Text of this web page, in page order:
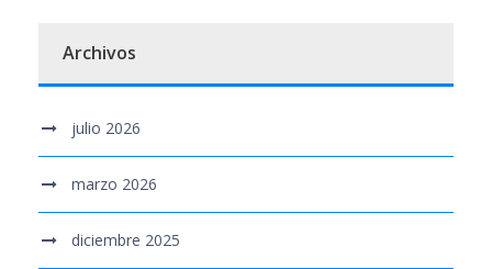
Archivos
julio 2026
marzo 2026
diciembre 2025